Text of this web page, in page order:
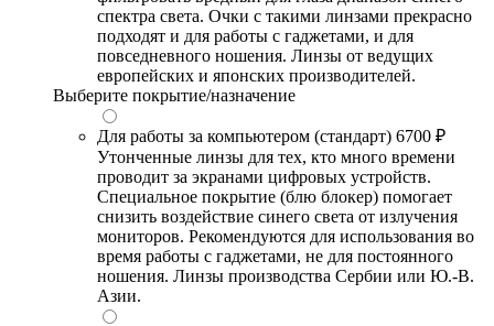
спектра света. Очки с такими линзами прекрасно
подходят и для работы с гаджетами, и для
повседневного ношения. Линзы от ведущих
европейских и японских производителей.
Выберите покрытие/назначение
Для работы за компьютером (стандарт) 6700 ₽
Утонченные линзы для тех, кто много времени
проводит за экранами цифровых устройств.
Специальное покрытие (блю блокер) помогает
снизить воздействие синего света от излучения
мониторов. Рекомендуются для использования во
время работы с гаджетами, не для постоянного
ношения. Линзы производства Сербии или Ю.-В.
Азии.